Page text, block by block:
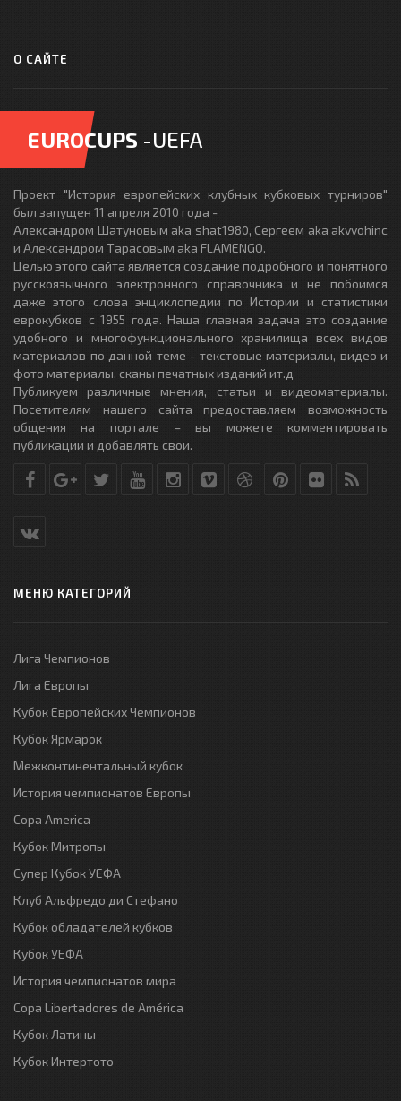
О САЙТЕ
EUROCUPS -UEFA
Проект "История европейских клубных кубковых турниров"
был запущен 11 апреля 2010 года -
Александром Шатуновым aka shat1980, Сергеем aka akvvohinc
и Александром Тарасовым aka FLAMENGO.
Целью этого сайта является создание подробного и понятного
русскоязычного электронного справочника и не побоимся
даже этого слова энциклопедии по Истории и статистики
еврокубков с 1955 года. Наша главная задача это создание
удобного и многофункционального хранилища всех видов
материалов по данной теме - текстовые материалы, видео и
фото материалы, сканы печатных изданий ит.д
Публикуем различные мнения, статьи и видеоматериалы.
Посетителям нашего сайта предоставляем возможность
общения на портале – вы можете комментировать
публикации и добавлять свои.
МЕНЮ КАТЕГОРИЙ
Лига Чемпионов
Лига Европы
Кубок Европейских Чемпионов
Кубок Ярмарок
Межконтинентальный кубок
История чемпионатов Европы
Copa America
Кубок Митропы
Супер Кубок УЕФА
Клуб Альфредо ди Стефано
Кубок обладателей кубков
Кубок УЕФА
История чемпионатов мира
Copa Libertadores de América
Кубок Латины
Кубок Интертото